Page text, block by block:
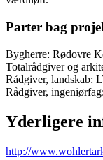
Parter bag
Bygherre: Rødovre
Totalrådgiver og
Rådgiver, landskab:
Rådgiver,
Yderligere
http://